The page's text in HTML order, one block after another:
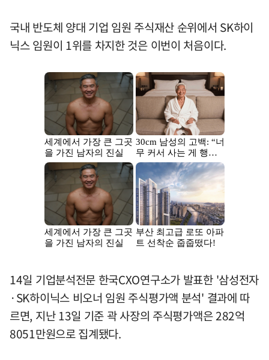
국내 반도체 양대 기업 임원 주식재산 순위에서 SK하이
닉스 임원이 1위를 차지한 것은 이번이 처음이다.
14일 기업분석전문 한국CXO연구소가 발표한 '삼성전자
·SK하이닉스 비오너 임원 주식평가액 분석' 결과에 따
르면, 지난 13일 기준 곽 사장의 주식평가액은 282억
8051만원으로 집계됐다.